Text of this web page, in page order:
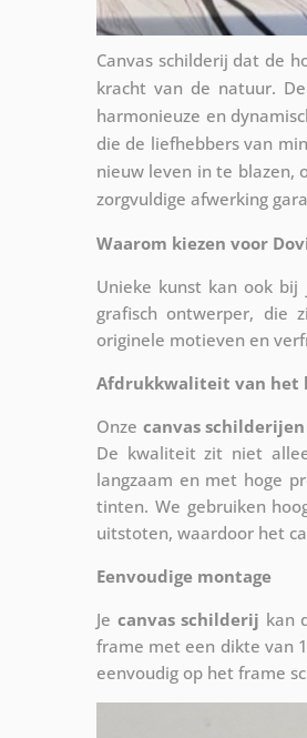
Canvas schilderij dat de
kracht van de natuur.
harmonieuze en
die de liefhebbers van
nieuw leven in te blazen,
zorgvuldige afwerking
Waarom kiezen voor
Unieke kunst kan ook bij
grafisch ontwerper, die
originele motieven en
Afdrukkwaliteit van het
Onze canvas schilderijen
De kwaliteit zit niet
langzaam en met hoge
tinten. We gebruiken
uitstoten, waardoor het
Eenvoudige montage
Je canvas schilderij kan
frame met een dikte van
eenvoudig op het frame